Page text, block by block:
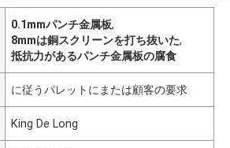
0.1mmパンチ金属板,
8mmは銅スクリーンを打ち抜いた,
抵抗力があるパンチ金属板の腐食
に従うパレットにまたは顧客の要求
King De Long